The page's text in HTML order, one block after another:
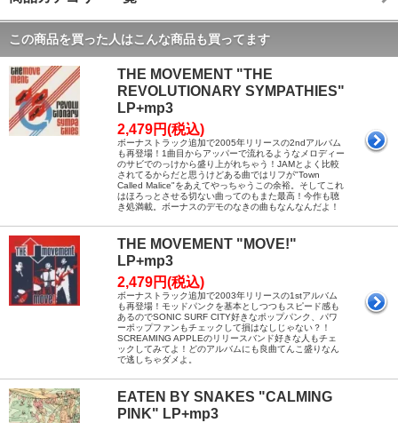
この商品を買った人はこんな商品も買ってます
THE MOVEMENT "THE
REVOLUTIONARY SYMPATHIES"
LP+mp3
2,479円(税込)
ボーナストラック追加で2005年リリースの2ndアルバム
も再登場！1曲目からアッパーで流れるようなメロディー
のサビでのっけから盛り上がれちゃう！JAMとよく比較
されてるからだと思うけどある曲ではリフが"Town
Called Malice"をあえてやっちゃうこの余裕。そしてこれ
はほろっとさせる切ない曲ってのもまた最高！今作も聴
き処満載。ボーナスのデモのなきの曲もなんなんだよ！
THE MOVEMENT "MOVE!"
LP+mp3
2,479円(税込)
ボーナストラック追加で2003年リリースの1stアルバム
も再登場！モッドパンクを基本としつつもスピード感も
あるのでSONIC SURF CITY好きなポップパンク、パワ
ーポップファンもチェックして損はなしじゃない？！
SCREAMING APPLEのリリースバンド好きな人もチェ
ックしてみてよ！どのアルバムにも良曲てんこ盛りなん
で逃しちゃダメよ。
EATEN BY SNAKES "CALMING
PINK" LP+mp3